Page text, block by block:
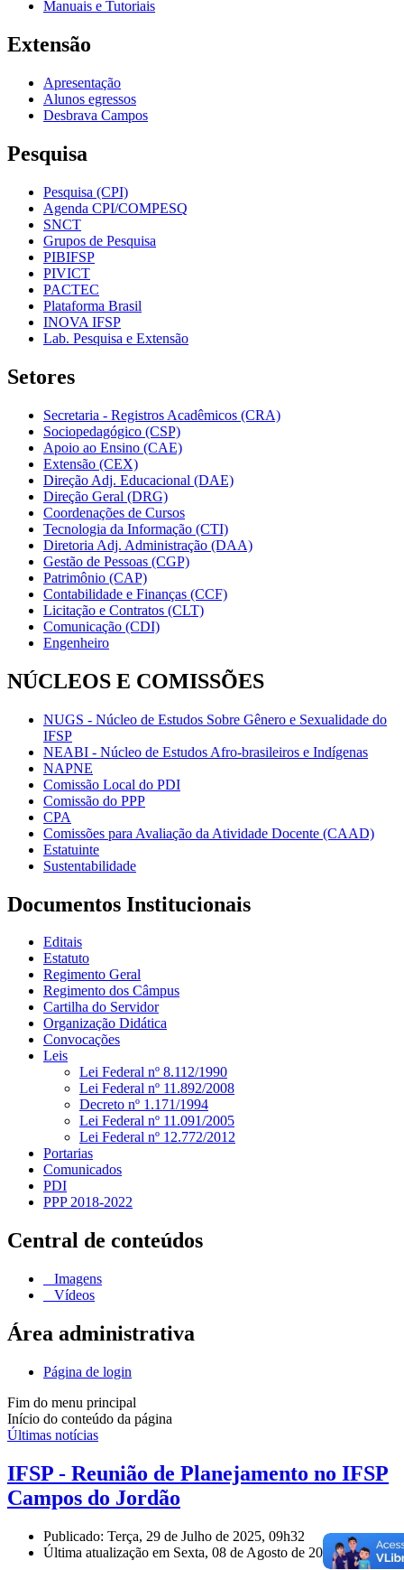
Manuais e Tutoriais
Extensão
Apresentação
Alunos egressos
Desbrava Campos
Pesquisa
Pesquisa (CPI)
Agenda CPI/COMPESQ
SNCT
Grupos de Pesquisa
PIBIFSP
PIVICT
PACTEC
Plataforma Brasil
INOVA IFSP
Lab. Pesquisa e Extensão
Setores
Secretaria - Registros Acadêmicos (CRA)
Sociopedagógico (CSP)
Apoio ao Ensino (CAE)
Extensão (CEX)
Direção Adj. Educacional (DAE)
Direção Geral (DRG)
Coordenações de Cursos
Tecnologia da Informação (CTI)
Diretoria Adj. Administração (DAA)
Gestão de Pessoas (CGP)
Patrimônio (CAP)
Contabilidade e Finanças (CCF)
Licitação e Contratos (CLT)
Comunicação (CDI)
Engenheiro
NÚCLEOS E COMISSÕES
NUGS - Núcleo de Estudos Sobre Gênero e Sexualidade do
IFSP
NEABI - Núcleo de Estudos Afro-brasileiros e Indígenas
NAPNE
Comissão Local do PDI
Comissão do PPP
CPA
Comissões para Avaliação da Atividade Docente (CAAD)
Estatuinte
Sustentabilidade
Documentos Institucionais
Editais
Estatuto
Regimento Geral
Regimento dos Câmpus
Cartilha do Servidor
Organização Didática
Convocações
Leis
Lei Federal nº 8.112/1990
Lei Federal nº 11.892/2008
Decreto nº 1.171/1994
Lei Federal nº 11.091/2005
Lei Federal nº 12.772/2012
Portarias
Comunicados
PDI
PPP 2018-2022
Central de conteúdos
Imagens
Vídeos
Área administrativa
Página de login
Fim do menu principal
Início do conteúdo da página
Últimas notícias
IFSP - Reunião de Planejamento no IFSP
Campos do Jordão
Publicado: Terça, 29 de Julho de 2025, 09h32
Última atualização em Sexta, 08 de Agosto de 2025, 15h44